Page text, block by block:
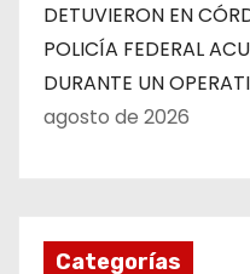
DETUVIERON EN
POLICÍA FEDERAL
DURANTE UN
agosto de 2026
Categorías